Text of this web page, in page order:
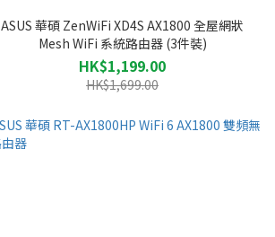
ASUS 華碩 ZenWiFi XD4S AX1800 全屋網狀
Mesh WiFi 系統路由器 (3件裝)
HK$1,199.00
HK$1,699.00